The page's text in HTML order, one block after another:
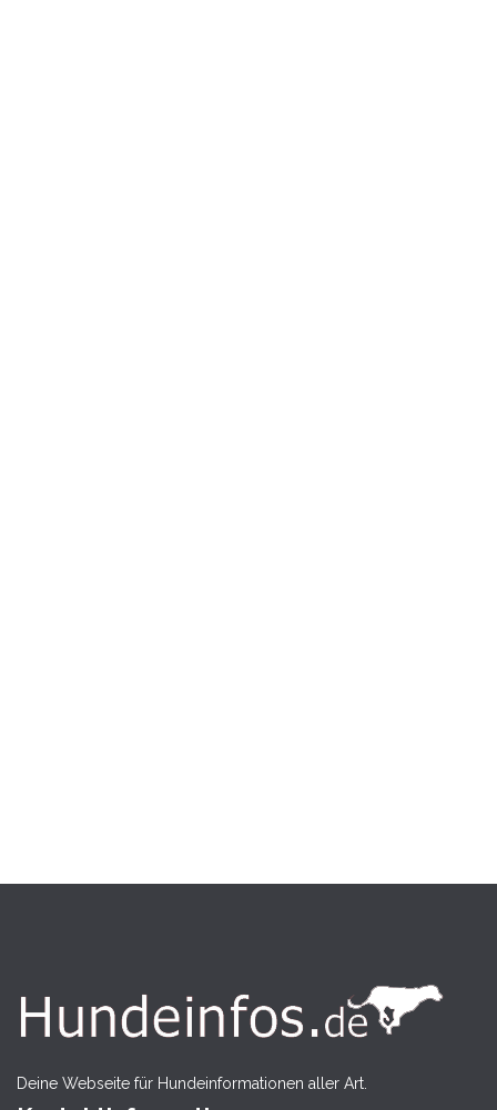
Deine Webseite für Hundeinformationen aller Art.